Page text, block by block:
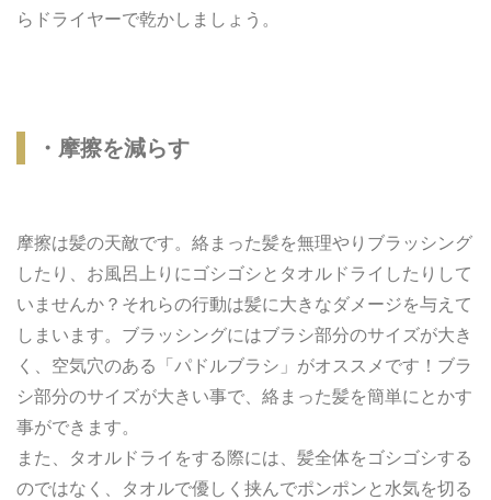
らドライヤーで乾かしましょう。
・摩擦を減らす
摩擦は髪の天敵です。絡まった髪を無理やりブラッシング
したり、お風呂上りにゴシゴシとタオルドライしたりして
いませんか？それらの行動は髪に大きなダメージを与えて
しまいます。ブラッシングにはブラシ部分のサイズが大き
く、空気穴のある「パドルブラシ」がオススメです！ブラ
シ部分のサイズが大きい事で、絡まった髪を簡単にとかす
事ができます。
また、タオルドライをする際には、髪全体をゴシゴシする
のではなく、タオルで優しく挟んでポンポンと水気を切る